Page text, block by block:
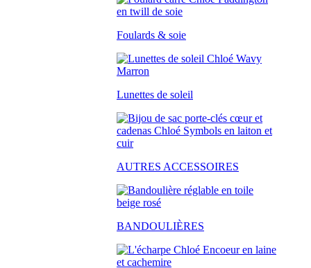
Foulards & soie
Lunettes de soleil
AUTRES ACCESSOIRES
BANDOULIÈRES